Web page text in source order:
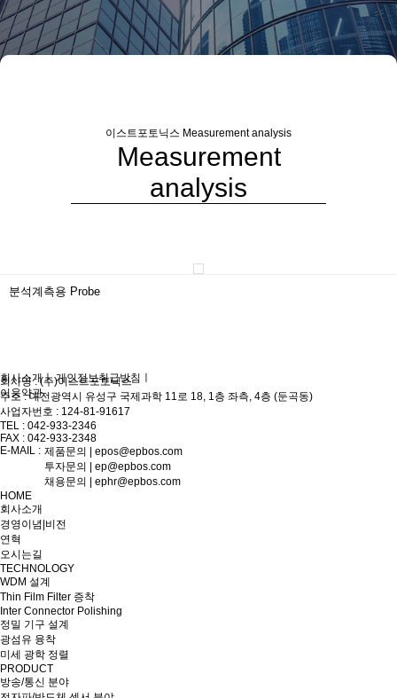
이스트포토닉스 Measurement analysis
Measurement
analysis
분석계측용 Probe
회사소개ㅣ 개인정보취급방침
이용약관
회사명 : (주)이스트포토닉스
주소 : 대전광역시 유성구 국제과학 11로 18, 1층 좌측, 4층 (둔곡동)
사업자번호 : 124-81-91617
TEL : 042-933-2346
FAX : 042-933-2348
E-MAIL : 제품문의 | epos@epbos.com
투자문의 | ep@epbos.com
채용문의 | ephr@epbos.com
HOME
회사소개
경영이념|비전
연혁
오시는길
TECHNOLOGY
WDM 설계
Thin Film Filter 증착
Inter Connector Polishing
정밀 기구 설계
광섬유 융착
미세 광학 정렬
PRODUCT
방송/통신 분야